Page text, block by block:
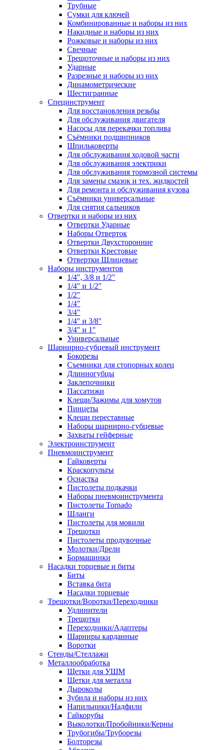
Трубные
Сумки для ключей
Комбинированные и наборы из них
Накидные и наборы из них
Рожковые и наборы из них
Свечные
Трещоточные и наборы из них
Ударные
Разрезные и наборы из них
Динамометрические
Шестигранные
Специнструмент
Для восстановления резьбы
Для обслуживания двигателя
Насосы для перекачки топлива
Съёмники подшипников
Шпильковерты
Для обслуживания ходовой части
Для обслуживания электрики
Для обслуживания тормозной системы
Для замены смазок и тех. жидкостей
Для ремонта и обслуживания кузова
Съёмники универсальные
Для снятия сальников
Отвертки и наборы из них
Отвертки Ударные
Наборы Отверток
Отвертки Двухсторонние
Отвертки Крестовые
Отвертки Шлицевые
Наборы инструментов
1/4", 3/8 и 1/2"
1/4" и 1/2"
1/2"
1/4"
3/4"
1/4" и 3/8"
3/4" и 1"
Универсальные
Шарнирно-губцевый инструмент
Бокорезы
Съемники для стопорных колец
Длинногубцы
Заклепочники
Пассатижи
Клещи/Зажимы для хомутов
Пинцеты
Клещи переставные
Наборы шарнирно-губцевые
Захваты гейферные
Электроинструмент
Пневмоинструмент
Гайковерты
Краскопульты
Оснастка
Пистолеты подкачки
Наборы пневмоинструмента
Пистолеты Tornado
Шланги
Пистолеты для мовили
Трещотки
Пистолеты продувочные
Молотки/Дрели
Бормашинки
Насадки торцевые и биты
Биты
Вставка бита
Насадки торцевые
Трещотки/Воротки/Переходники
Удлинители
Трещотки
Переходники/Адаптеры
Шарниры карданные
Воротки
Стенды/Стеллажи
Металлообработка
Щетки для УШМ
Щетки для металла
Дыроколы
Зубила и наборы из них
Напильники/Надфили
Гайкорубы
Выколотки/Пробойники/Керны
Трубогибы/Труборезы
Болторезы